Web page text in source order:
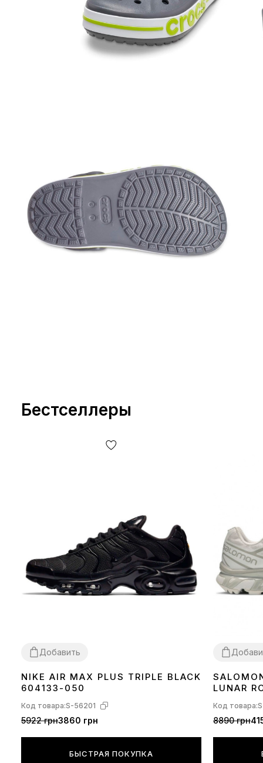
Бестселлеры
Добавить
3637 38 39 404142 434445
NIKE AIR MAX PLUS TRIPLE BLACK
604133-050
Код товара:S-56201
5922 грн3860 грн
БЫСТРАЯ ПОКУПКА
3637 38 39
LUNAR
Код товара:
8890 грн